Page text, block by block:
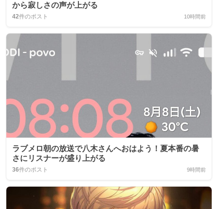
から寂しさの声が上がる
42件のポスト 10時間前
ラブメロ朝の放送で八木さんへおはよう！夏本番の暑
さにリスナーが盛り上がる
36件のポスト 9時間前